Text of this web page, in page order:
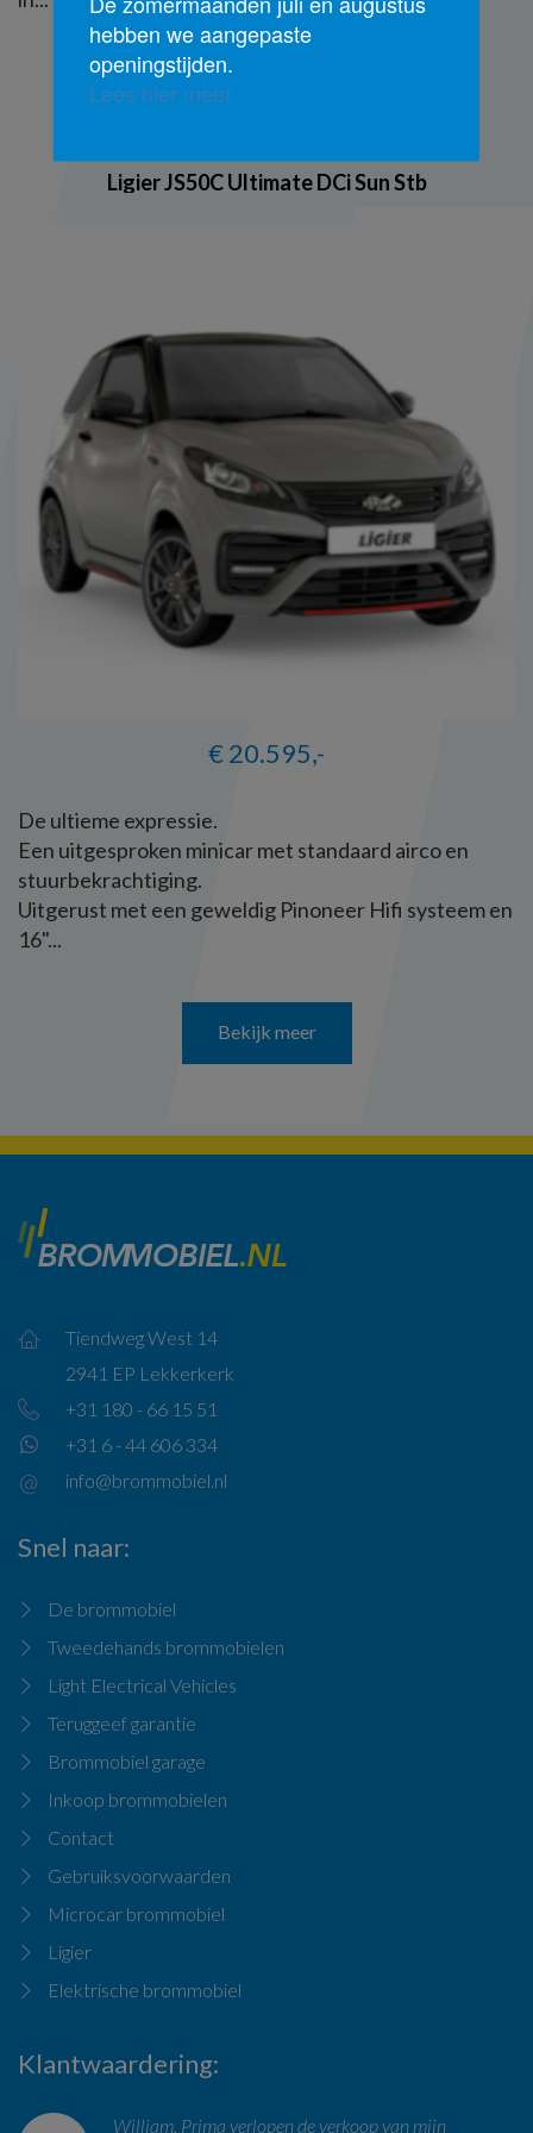
Bekijk meer
Ligier JS50C Ultimate DCi Sun Stb
€ 20.595,-
De ultieme expressie.
Een uitgesproken minicar met standaard airco en
stuurbekrachtiging.
Uitgerust met een geweldig Pinoneer Hifi systeem en
16"...
Bekijk meer
Tiendweg West 14
2941 EP Lekkerkerk
+31 180 - 66 15 51
+31 6 - 44 606 334
info@brommobiel.nl
Snel naar
De brommobiel
Tweedehands brommobielen
Light Electrical Vehicles
Teruggeef garantie
Brommobiel garage
Inkoop brommobielen
Contact
Gebruiksvoorwaarden
Microcar brommobiel
Ligier
Elektrische brommobiel
Klantwaardering
William, Prima verlopen de verkoop van mijn
hebben we aangepaste
openingstijden.
Lees hier meer